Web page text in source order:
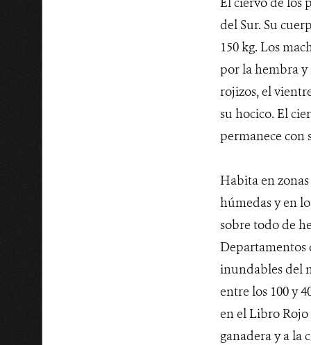
del Sur. Su
150 kg. Los
por la hembra y
rojizos, el
su hocico. El
permanece con
Habita en
húmedas y en
sobre todo de
Departamentos
inundables del
entre los 100 y
en el Libro
ganadera y a la